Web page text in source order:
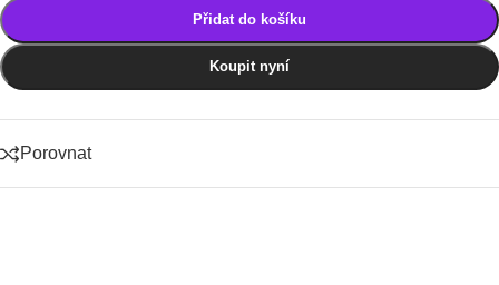
Přidat do košíku
Koupit nyní
Porovnat